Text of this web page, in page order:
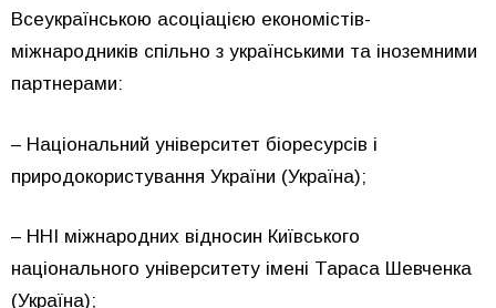
Всеукраїнською асоціацією економістів-
міжнародників спільно з українськими та іноземними
партнерами:
– Національний університет біоресурсів і
природокористування України (Україна);
– ННІ міжнародних відносин Київського
національного університету імені Тараса Шевченка
(Україна);